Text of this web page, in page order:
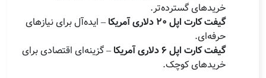
خریدهای گسترده‌تر.
گیفت کارت اپل 20 دلاری آمریکا
– ایده‌آل برای نیازهای
حرفه‌ای.
گیفت کارت اپل 6 دلاری آمریکا
– گزینه‌ای اقتصادی برای
خریدهای کوچک.